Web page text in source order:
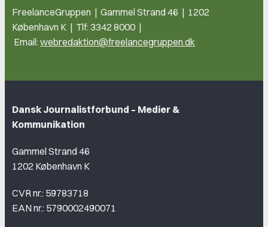
FreelanceGruppen | Gammel Strand 46 | 1202
København K | Tlf: 3342 8000 |
Email: webredaktion@freelancegruppen.dk
Dansk Journalistforbund – Medier &
Kommunikation
Gammel Strand 46
1202 København K
CVR nr.: 59783718
EAN nr.: 5790002490071